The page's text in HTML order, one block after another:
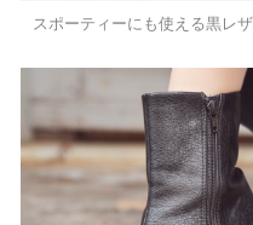
スポーティーにも使える黒レ